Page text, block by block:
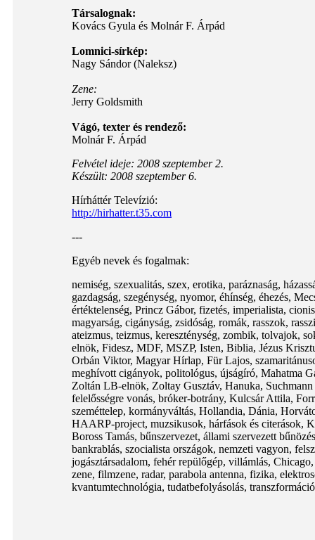
Társalognak:
Kovács Gyula és Molnár F. Árpád
Lomnici-sírkép:
Nagy Sándor (Naleksz)
Zene:
Jerry Goldsmith
Vágó, texter és rendező:
Molnár F. Árpád
Felvétel ideje: 2008 szeptember 2.
Készült: 2008 szeptember 6.
Hírháttér Televízió:
http://hirhatter.t35.com
---
Egyéb nevek és fogalmak:
nemiség, szexualitás, szex, erotika, paráznaság,
gazdagság, szegénység, nyomor, éhínség, éhezés,
értéktelenség, Princz Gábor, fizetés, imperialista,
magyarság, cigányság, zsidóság, romák, rasszok,
ateizmus, teizmus, kereszténység, zombik, tolvajok,
elnök, Fidesz, MDF, MSZP, Isten, Biblia, Jézus
Orbán Viktor, Magyar Hírlap, Für Lajos,
meghívott cigányok, politológus, újságíró, Mahatma
Zoltán LB-elnök, Zoltay Gusztáv, Hanuka,
felelősségre vonás, bróker-botrány, Kulcsár Attila,
szeméttelep, kormányváltás, Hollandia, Dánia,
HAARP-project, muzsikusok, hárfások és citerások,
Boross Tamás, bűnszervezet, állami szervezett
bankrablás, szocialista országok, nemzeti vagyon,
jogásztársadalom, fehér repülőgép, villámlás,
zene, filmzene, radar, parabola antenna, fizika,
kvantumtechnológia, tudatbefolyásolás,